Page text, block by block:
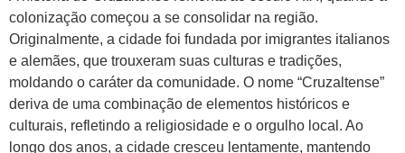
colonização começou a se consolidar na região.
Originalmente, a cidade foi fundada por imigrantes italianos
e alemães, que trouxeram suas culturas e tradições,
moldando o caráter da comunidade. O nome “Cruzaltense”
deriva de uma combinação de elementos históricos e
culturais, refletindo a religiosidade e o orgulho local. Ao
longo dos anos, a cidade cresceu lentamente, mantendo